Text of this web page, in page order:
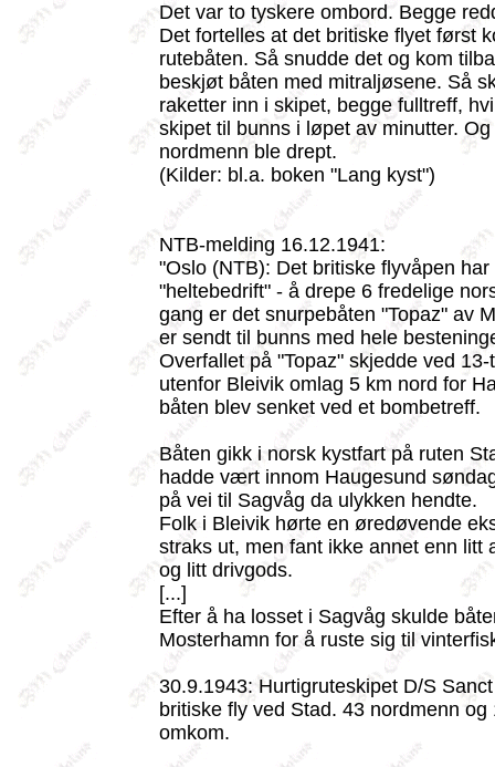
Det var to tyskere ombord. Begge
Det fortelles at det britiske flyet først
rutebåten. Så snudde det og kom
beskjøt båten med mitraljøsene. Så
raketter inn i skipet, begge fulltreff,
skipet til bunns i løpet av minutter.
nordmenn ble drept.
(Kilder: bl.a. boken "Lang kyst")
NTB-melding 16.12.1941:
"Oslo (NTB): Det britiske flyvåpen
"heltebedrift" - å drepe 6 fredelige
gang er det snurpebåten "Topaz" av
er sendt til bunns med hele
Overfallet på "Topaz" skjedde ved
utenfor Bleivik omlag 5 km nord for
båten blev senket ved et bombetreff.
Båten gikk i norsk kystfart på ruten
hadde vært innom Haugesund
på vei til Sagvåg da ulykken hendte.
Folk i Bleivik hørte en øredøvende
straks ut, men fant ikke annet enn litt
og litt drivgods.
[...]
Efter å ha losset i Sagvåg skulde
Mosterhamn for å ruste sig til
30.9.1943: Hurtigruteskipet D/S
britiske fly ved Stad. 43 nordmenn og
omkom.